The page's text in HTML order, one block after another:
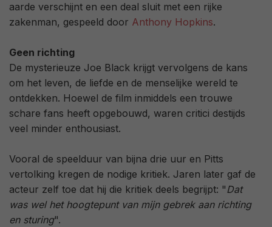
aarde verschijnt en een deal sluit met een rijke
zakenman, gespeeld door Anthony Hopkins.
Geen richting
De mysterieuze Joe Black krijgt vervolgens de kans
om het leven, de liefde en de menselijke wereld te
ontdekken. Hoewel de film inmiddels een trouwe
schare fans heeft opgebouwd, waren critici destijds
veel minder enthousiast.
Vooral de speelduur van bijna drie uur en Pitts
vertolking kregen de nodige kritiek. Jaren later gaf de
acteur zelf toe dat hij die kritiek deels begrijpt: "Dat
was wel het hoogtepunt van mijn gebrek aan richting
en sturing".